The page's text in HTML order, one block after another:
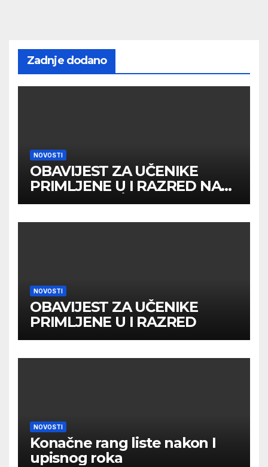
Zadnje dodano
NOVOSTI
OBAVIJEST ZA UČENIKE
PRIMLJENE U I RAZRED NA
DRUGOM UPİSNOM ROKU
NOVOSTI
OBAVIJEST ZA UČENIKE
PRIMLJENE U I RAZRED
NOVOSTI
Konačne rang liste nakon I
upisnog roka